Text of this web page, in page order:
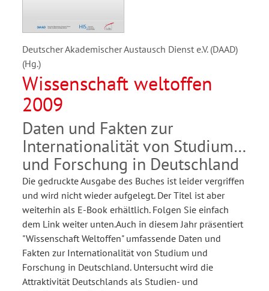
Deutscher Akademischer Austausch Dienst e.V. (DAAD)
(Hg.)
Wissenschaft weltoffen
2009
Daten und Fakten zur
Internationalität von Studium
und Forschung in Deutschland
Die gedruckte Ausgabe des Buches ist leider vergriffen
und wird nicht wieder aufgelegt. Der Titel ist aber
weiterhin als E-Book erhältlich. Folgen Sie einfach
dem Link weiter unten.Auch in diesem Jahr präsentiert
"Wissenschaft Weltoffen" umfassende Daten und
Fakten zur Internationalität von Studium und
Forschung in Deutschland. Untersucht wird die
Attraktivität Deutschlands als Studien- und